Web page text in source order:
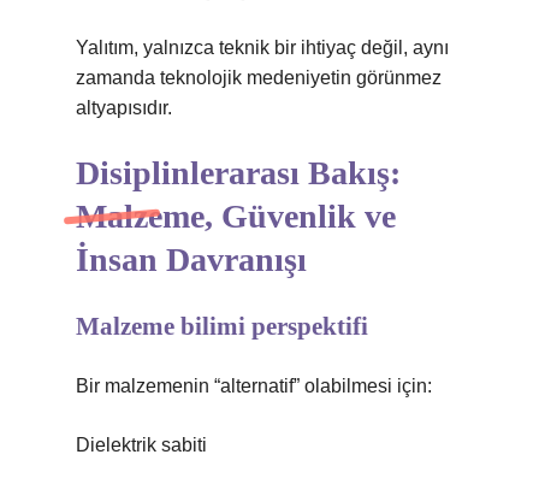
Yalıtım, yalnızca teknik bir ihtiyaç değil, aynı
zamanda teknolojik medeniyetin görünmez
altyapısıdır.
Disiplinlerarası Bakış:
Malzeme, Güvenlik ve
İnsan Davranışı
Malzeme bilimi perspektifi
Bir malzemenin “alternatif” olabilmesi için:
Dielektrik sabiti